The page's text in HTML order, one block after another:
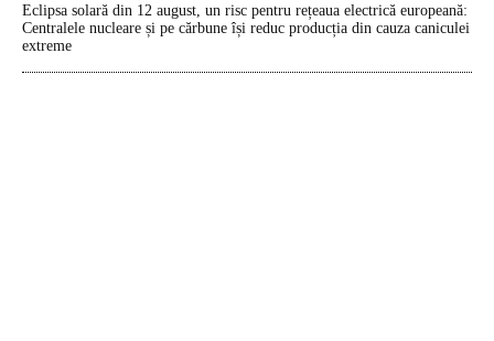
Eclipsa solară din 12 august, un risc pentru rețeaua electrică europeană:
Centralele nucleare și pe cărbune își reduc producția din cauza caniculei
extreme